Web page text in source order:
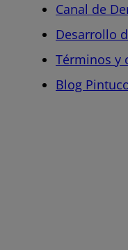
Canal de
Desarrollo
Términos y
Blog